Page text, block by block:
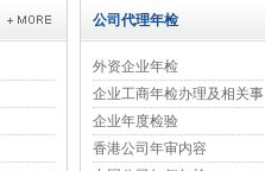
公司代理年检
外资企业年检
企业工商年检办理及相关事
企业年度检验
香港公司年审内容